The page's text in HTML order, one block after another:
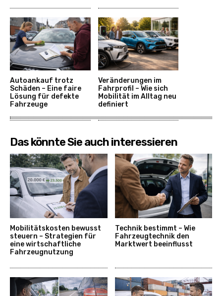
Autoankauf trotz
Schäden – Eine faire
Lösung für defekte
Fahrzeuge
Veränderungen im
Fahrprofil – Wie sich
Mobilität im Alltag neu
definiert
Das könnte Sie auch interessieren
Mobilitätskosten bewusst
steuern – Strategien für
eine wirtschaftliche
Fahrzeugnutzung
Technik bestimmt – Wie
Fahrzeugtechnik den
Marktwert beeinflusst